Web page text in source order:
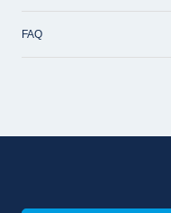
FAQ